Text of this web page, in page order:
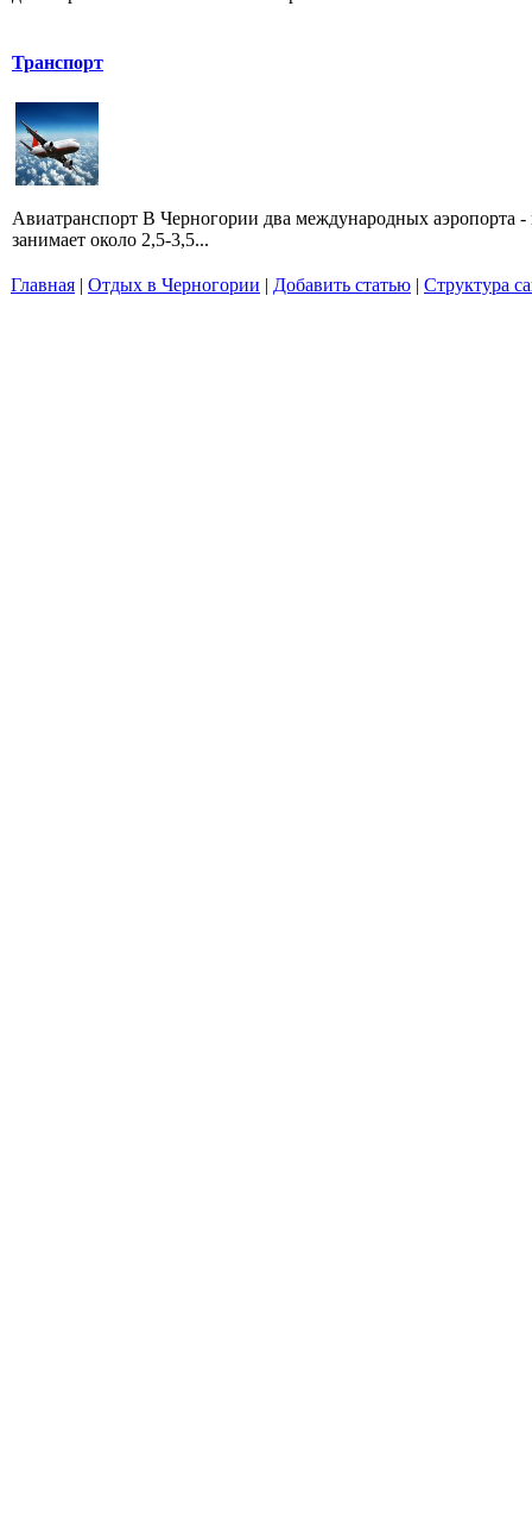
Транспорт
Авиатранспорт В Черногории два международных
занимает около 2,5-3,5...
Главная | Отдых в Черногории | Добавить статью | Структура